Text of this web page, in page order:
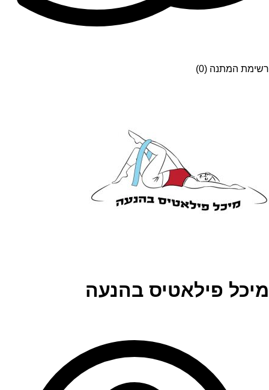
רשימת המתנה (0)
מיכל פילאטיס בהנעה